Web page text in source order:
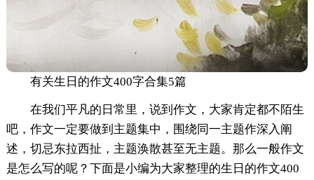
有关生日的作文400字合集5篇
在我们平凡的日常里，说到作文，大家肯定都不陌生
吧，作文一定要做到主题集中，围绕同一主题作深入阐
述，切忌东拉西扯，主题涣散甚至无主题。那么一般作文
是怎么写的呢？下面是小编为大家整理的生日的作文400